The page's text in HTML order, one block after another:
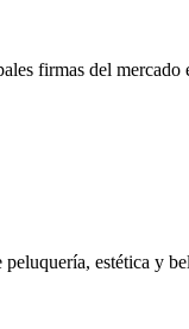
firmas del mercado
estética y